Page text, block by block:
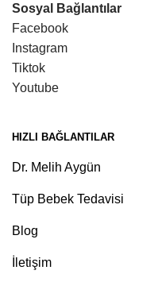
Sosyal Bağlantılar
Facebook
Instagram
Tiktok
Youtube
HIZLI BAĞLANTILAR
Dr. Melih Aygün
Tüp Bebek Tedavisi
Blog
İletişim